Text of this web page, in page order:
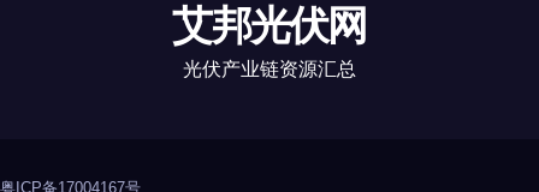
艾邦光伏网
光伏产业链资源汇总
粤ICP备17004167号